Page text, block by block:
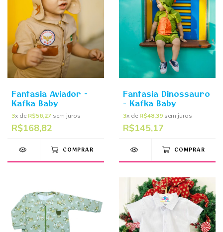
Fantasia Aviador -
Kafka Baby
3x de R$56,27 sem juros
R$168,82
COMPRAR
Fantasia Dinossauro
- Kafka Baby
3x de R$48,39 sem juros
R$145,17
COMPRAR